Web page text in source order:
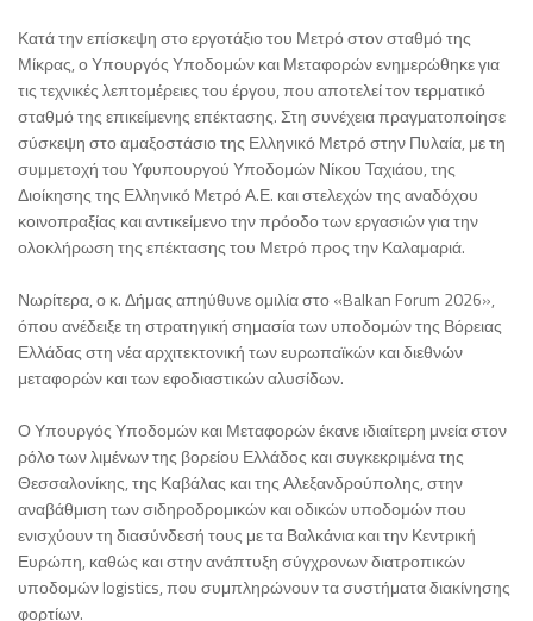
Κατά την επίσκεψη στο εργοτάξιο του Μετρό στον σταθμό της
Μίκρας, ο Υπουργός Υποδομών και Μεταφορών ενημερώθηκε για
τις τεχνικές λεπτομέρειες του έργου, που αποτελεί τον τερματικό
σταθμό της επικείμενης επέκτασης. Στη συνέχεια πραγματοποίησε
σύσκεψη στο αμαξοστάσιο της Ελληνικό Μετρό στην Πυλαία, με τη
συμμετοχή του Υφυπουργού Υποδομών Νίκου Ταχιάου, της
Διοίκησης της Ελληνικό Μετρό Α.Ε. και στελεχών της αναδόχου
κοινοπραξίας και αντικείμενο την πρόοδο των εργασιών για την
ολοκλήρωση της επέκτασης του Μετρό προς την Καλαμαριά.
Νωρίτερα, ο κ. Δήμας απηύθυνε ομιλία στο «Balkan Forum 2026»,
όπου ανέδειξε τη στρατηγική σημασία των υποδομών της Βόρειας
Ελλάδας στη νέα αρχιτεκτονική των ευρωπαϊκών και διεθνών
μεταφορών και των εφοδιαστικών αλυσίδων.
Ο Υπουργός Υποδομών και Μεταφορών έκανε ιδιαίτερη μνεία στον
ρόλο των λιμένων της βορείου Ελλάδος και συγκεκριμένα της
Θεσσαλονίκης, της Καβάλας και της Αλεξανδρούπολης, στην
αναβάθμιση των σιδηροδρομικών και οδικών υποδομών που
ενισχύουν τη διασύνδεσή τους με τα Βαλκάνια και την Κεντρική
Ευρώπη, καθώς και στην ανάπτυξη σύγχρονων διατροπικών
υποδομών logistics, που συμπληρώνουν τα συστήματα διακίνησης
φορτίων.